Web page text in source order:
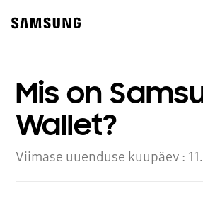
content
accessibility
Mis on
Wallet?
Viimase uuenduse kuupäev :